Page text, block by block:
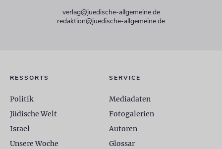
verlag@juedische-allgemeine.de
redaktion@juedische-allgemeine.de
RESSORTS
Politik
Jüdische Welt
Israel
Unsere Woche
SERVICE
Mediadaten
Fotogalerien
Autoren
Glossar